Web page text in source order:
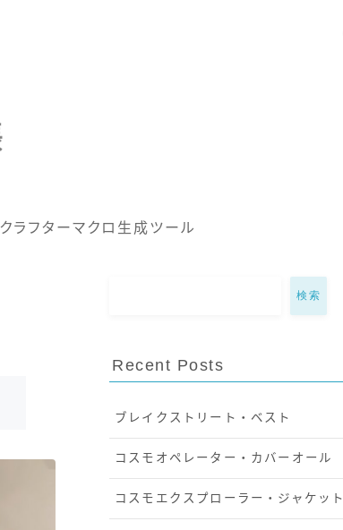
クラフターマクロ生成ツール
検索
Recent Posts
ブレイクストリート・ベスト
コスモオペレーター・カバーオール
コスモエクスプローラー・ジャケット